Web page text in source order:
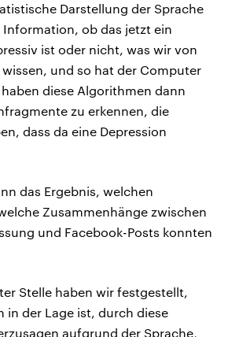
Darstellung der Sprache
ob das jetzt ein
ist oder nicht, was wir von
und so hat der Computer
diese Algorithmen dann
zu erkennen, die
dass da eine Depression
das Ergebnis, welchen
Zusammenhänge zwischen
und Facebook-Posts konnten
Stelle haben wir festgestellt,
in der Lage ist, durch diese
aufgrund der Sprache,